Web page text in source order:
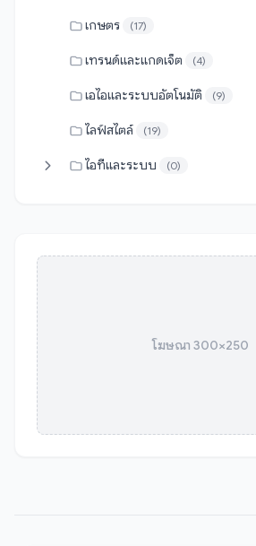
เกษตร (17)
เทรนด์และแกดเจ็ต (4)
เอไอและระบบอัตโนมัติ (9)
ไลฟ์สไตล์ (19)
ไอทีและระบบ (0)
โฆษณา 300×250